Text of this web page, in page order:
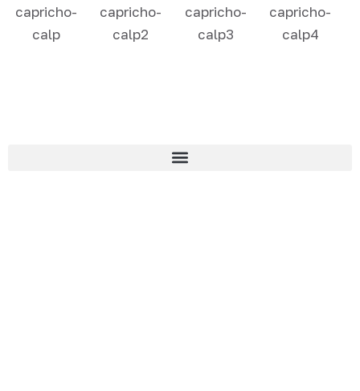
capricho-
calp
capricho-
calp2
capricho-
calp3
capricho-
calp4